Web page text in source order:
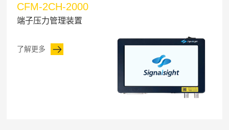
CFM-2CH-2000
端子压力管理装置
了解更多